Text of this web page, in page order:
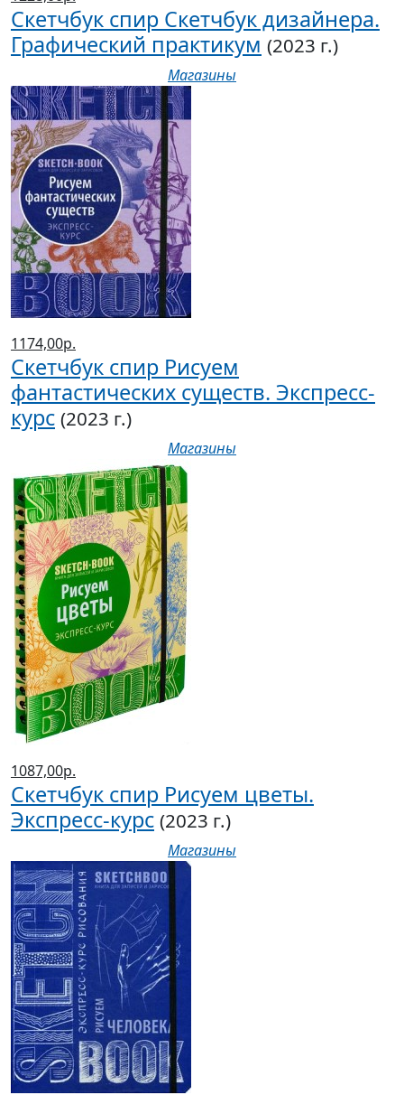
Скетчбук спир Скетчбук дизайнера.
Графический практикум (2023 г.)
Магазины
1174,00р.
Скетчбук спир Рисуем
фантастических существ. Экспресс-
курс (2023 г.)
Магазины
1087,00р.
Скетчбук спир Рисуем цветы.
Экспресс-курс (2023 г.)
Магазины